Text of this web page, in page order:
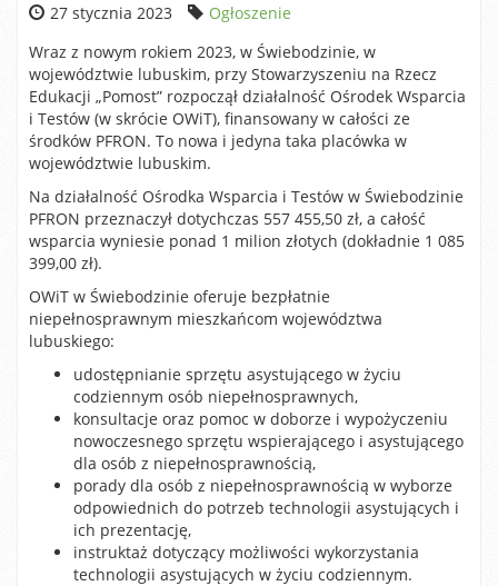
27 stycznia 2023
Ogłoszenie
Wraz z nowym rokiem 2023, w Świebodzinie, w
województwie lubuskim, przy Stowarzyszeniu na Rzecz
Edukacji „Pomost” rozpoczął działalność Ośrodek Wsparcia
i Testów (w skrócie OWiT), finansowany w całości ze
środków PFRON. To nowa i jedyna taka placówka w
województwie lubuskim.
Na działalność Ośrodka Wsparcia i Testów w Świebodzinie
PFRON przeznaczył dotychczas 557 455,50 zł, a całość
wsparcia wyniesie ponad 1 milion złotych (dokładnie 1 085
399,00 zł).
OWiT w Świebodzinie oferuje bezpłatnie
niepełnosprawnym mieszkańcom województwa
lubuskiego:
udostępnianie sprzętu asystującego w życiu
codziennym osób niepełnosprawnych,
konsultacje oraz pomoc w doborze i wypożyczeniu
nowoczesnego sprzętu wspierającego i asystującego
dla osób z niepełnosprawnością,
porady dla osób z niepełnosprawnością w wyborze
odpowiednich do potrzeb technologii asystujących i
ich prezentację,
instruktaż dotyczący możliwości wykorzystania
technologii asystujących w życiu codziennym.